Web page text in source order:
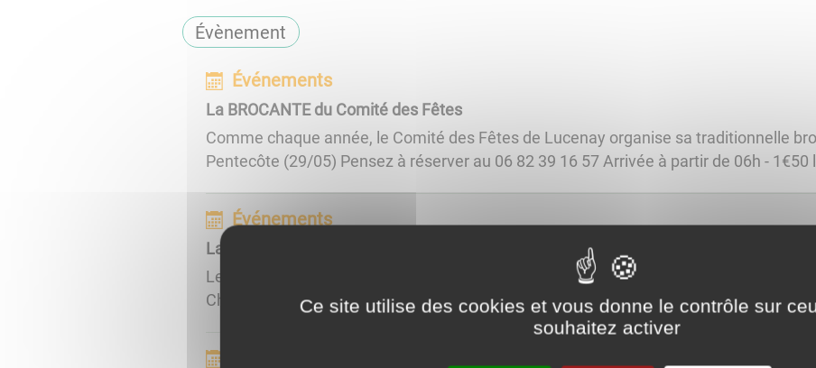
Évènement
Événements
La BROCANTE du Comité des Fêtes
Comme chaque année, le Comité des Fêtes de Lucenay organise sa traditionnelle
Pentecôte (29/05) Pensez à réserver au 06 82 39 16 57 Arrivée à partir de 06h - 1€50
Événements
La Kermesse des Amis du RPI
Le samedi 01 juillet 2023, les Amis du RPI organisent la kermesse de fin d'année dans
Chissey en Morvan A partir de 16h30, jeux, exposition, buvette, crêpes. Pour le soir
Ce site utilise des cookies et vous donne le contrôle sur
souhaitez activer